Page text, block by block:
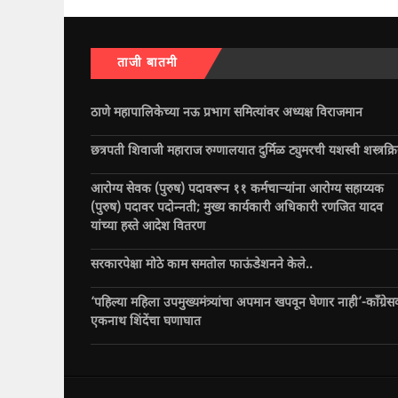
ताजी बातमी
ठाणे महापालिकेच्या नऊ प्रभाग समित्यांवर अध्यक्ष विराजमान
छत्रपती शिवाजी महाराज रुग्णालयात दुर्मिळ ट्युमरची यशस्वी
आरोग्य सेवक (पुरुष) पदावरून ११ कर्मचाऱ्यांना आरोग्य सहाय्यक
(पुरुष) पदावर पदोन्नती; मुख्य कार्यकारी अधिकारी रणजित यादव
यांच्या हस्ते आदेश वितरण
सरकारपेक्षा मोठे काम समतोल फाऊंडेशनने केले..
‘पहिल्या महिला उपमुख्यमंत्र्यांचा अपमान खपवून घेणार नाही’-
एकनाथ शिंदेंचा घणाघात